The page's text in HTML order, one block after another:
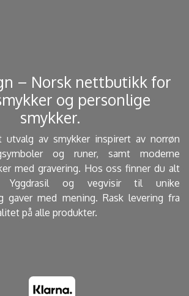
– Norsk nettbutikk for
og personlige
smykker. ​
av smykker inspirert av norrøn
og runer, samt moderne
med gravering. Hos oss finner du alt
Yggdrasil og vegvisir til unike
gaver med mening. Rask levering fra
på alle produkter.